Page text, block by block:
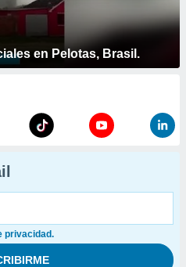
en Pelotas, Brasil.
privacidad.